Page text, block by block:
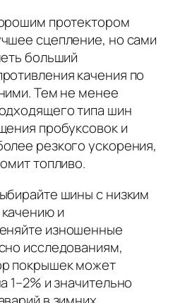
протектором
сцепление, но сами
больший
качения по
Тем не менее
типа шин
пробуксовок и
резкого ускорения,
топливо.
шины с низким
и
изношенные
исследованиям,
покрышек может
1–2% и значительно